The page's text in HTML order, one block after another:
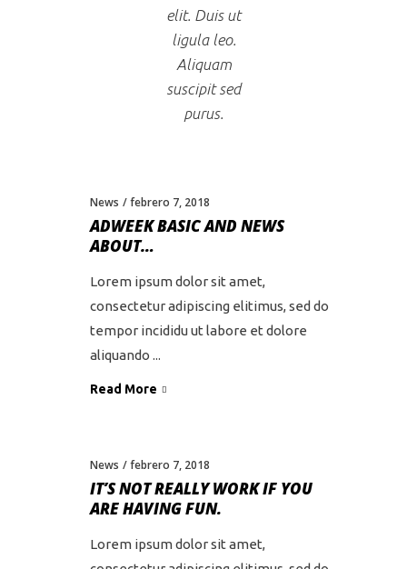
elit. Duis ut
ligula leo.
Aliquam
suscipit sed
purus.
News febrero 7, 2018
ADWEEK BASIC AND NEWS
ABOUT…
Lorem ipsum dolor sit amet,
consectetur adipiscing elitimus, sed do
tempor incididu ut labore et dolore
aliquando
Read More
News febrero 7, 2018
IT’S NOT REALLY WORK IF YOU
ARE HAVING FUN.
Lorem ipsum dolor sit amet,